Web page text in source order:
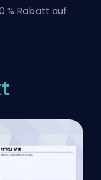
% Rabatt auf